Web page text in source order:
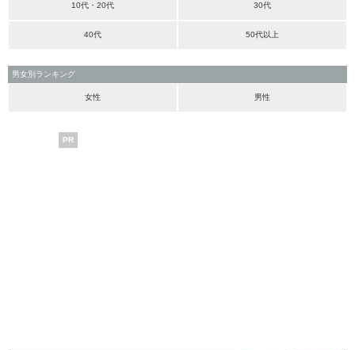
10代・20代 30代
40代 50代以上
男女別ランキング
女性 男性
PR